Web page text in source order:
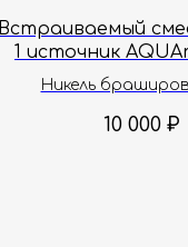
Встраиваемый
1 источник
Никель
10 000 ₽